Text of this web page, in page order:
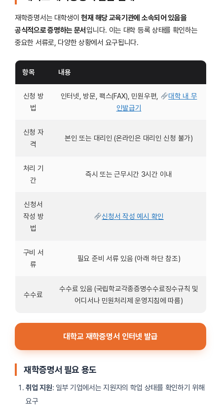
재학증명서는 대학생이현재 해당 교육기관에 소속되어 있음을
공식적으로 증명하는 문서 입니다. 이는 대학 등록 상태를 확인하는
중요한 서류로, 다양한 상황에서 요구됩니다.
항목 내용
신청 방
법
인터넷, 방문, 팩스(FAX), 민원우편,
대학 내 무
인발급기
신청 자
격
본인 또는 대리인 (온라인은 대리인 신청 불가)
처리 기
간
즉시 또는 근무시간 3시간 이내
신청서
작성 방
법
신청서 작성 예시 확인
구비 서
류
필요 준비 서류 있음 (아래 하단 참조)
수수료
수수료 있음 (국립학교각종증명수수료징수규칙 및
어디서나 민원처리제 운영지침에 따름)
대학교 재학증명서 인터넷 발급
재학증명서 필요 용도
취업 지원: 일부 기업에서는 지원자의 학업 상태를 확인하기 위해
요구